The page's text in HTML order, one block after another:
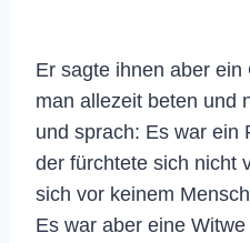
Er sagte ihnen aber
man allezeit beten und
und sprach: Es war ein
der fürchtete sich nicht
sich vor keinem
Es war aber eine